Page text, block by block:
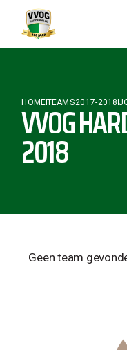
HOMETEAMS2017-2018
VVOG
2018
Geen team